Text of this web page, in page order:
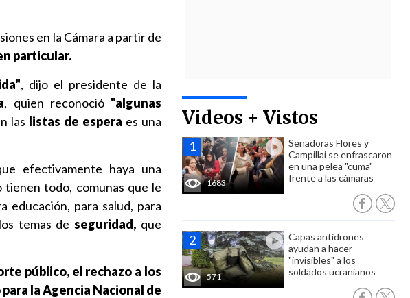
Videos + Vistos
1683
Senadoras Flores y
Campillai se enfrascaron
en una pelea "cuma"
frente a las cámaras
571
Capas antidrones
ayudan a hacer
"invisibles" a los
soldados ucranianos
en la Cámara a partir de
particular.
, dijo el presidente de la
, quien reconoció "algunas
las listas de espera es una
efectivamente haya una
tienen todo, comunas que le
educación, para salud, para
temas deseguridad, que
público, el rechazo a los
la Agencia Nacional de